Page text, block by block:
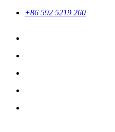
+86 592 5219 260